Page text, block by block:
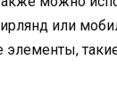
или
элементы,